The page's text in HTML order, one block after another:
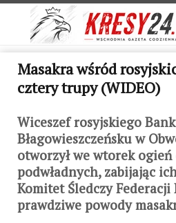
Masakra wśród
cztery trupy (WIDEO)
Wiceszef rosyjskiego
Błagowieszczeńsku w
otworzył we wtorek
podwładnych, zabijając
Komitet Śledczy
prawdziwe powody